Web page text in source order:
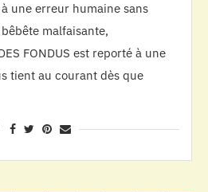
une erreur humaine sans
malfaisante,
FONDUS est reporté à une
tient au courant dès que